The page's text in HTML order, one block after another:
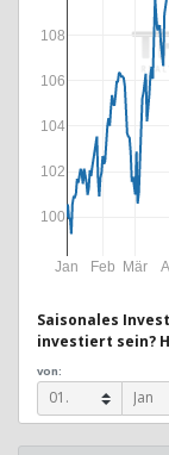
Jan Feb Mär
100
102
104
106
108
Saisonales
investiert sein?
von: